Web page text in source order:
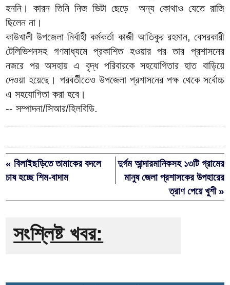
হননি। কারন তিনি নিজ ভিটা ছেড়ে অন্য কোথাও যেতে রাজি
ছিলেন না।
কাউখালী উপজেলা নির্বাহী কর্মকর্তা কাজী আতিকুর রহমান, বেসরকারী
টেলিভিশনসহ গণমাধ্যমে প্রকাশিত হওয়ার পর তার প্রশাসনের
নজরে পর অসহায় এ বৃদ্ধ পরিবারকে সহযোগিতার হাত বাড়িয়ে
দেওয়া হয়েছে। পরবর্তীতেও উপজেলা প্রশাসনের পক্ষ থেকে সর্বোচ্চ
এ সহযোগিতা করা হবে।
-- সম্পাদনা/সিআর/হিলবিডি.
« বিলাইছড়িতে তামাকের বদলে
চাষ হচ্ছে শিম-বাদাম
দুর্গম আন্দারমানিকসহ ১৩টি গ্রামের
মানুষ জেলা প্রশাসকের উপহারের
ত্রাণ পেয়ে খুশী »
সংশ্লিষ্ট খবর: